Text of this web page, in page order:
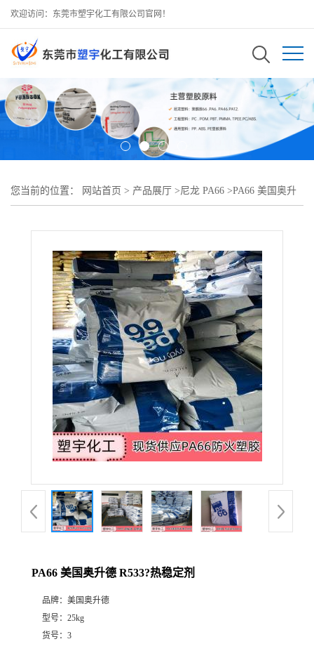
欢迎访问：东莞市塑宇化工有限公司官网！
您当前的位置： 网站首页 > 产品展厅 >尼龙 PA66 >PA66 美国奥升
PA66 美国奥升德 R533?热稳定剂
品牌： 美国奥升德
型号： 25kg
货号： 3